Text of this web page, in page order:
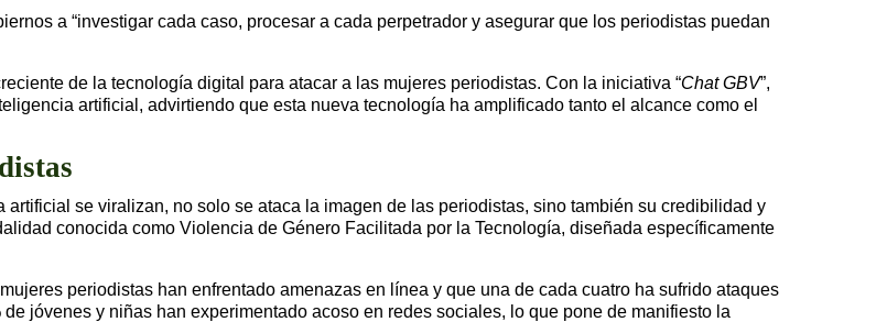
a “investigar cada caso, procesar a cada perpetrador y asegurar que los periodistas puedan
de la tecnología digital para atacar a las mujeres periodistas. Con la iniciativa “Chat GBV”,
artificial, advirtiendo que esta nueva tecnología ha amplificado tanto el alcance como el
artificial se viralizan, no solo se ataca la imagen de las periodistas, sino también su credibilidad y
conocida como Violencia de Género Facilitada por la Tecnología, diseñada específicamente
periodistas han enfrentado amenazas en línea y que una de cada cuatro ha sufrido ataques
de jóvenes y niñas han experimentado acoso en redes sociales, lo que pone de manifiesto la